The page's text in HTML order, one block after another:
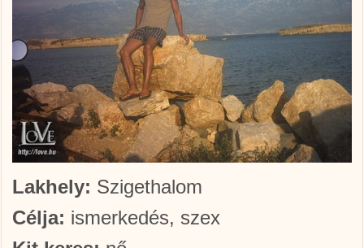
Lakhely: Szigethalom
Célja: ismerkedés, szex